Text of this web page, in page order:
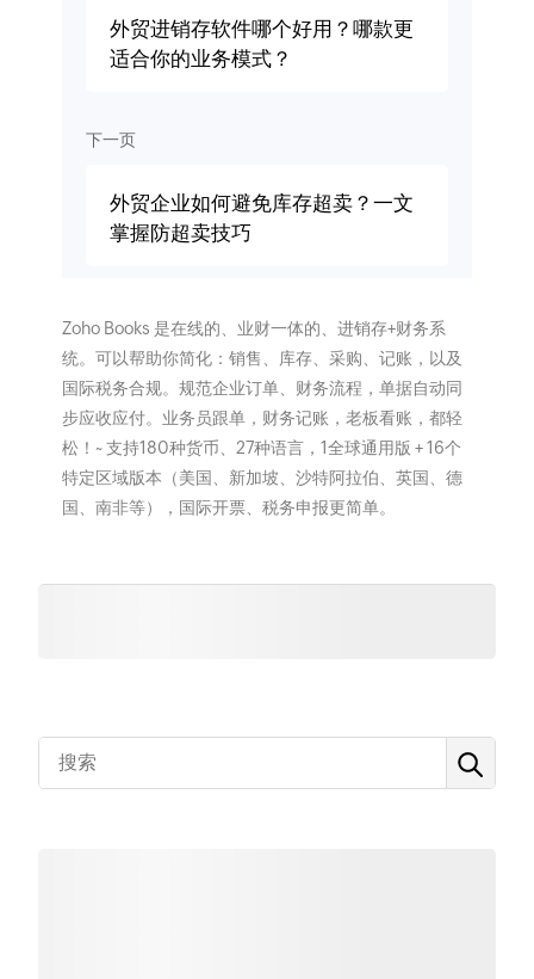
外贸进销存软件哪个好用？哪款更
适合你的业务模式？
下一页
外贸企业如何避免库存超卖？一文
掌握防超卖技巧
Zoho Books 是在线的、业财一体的、进销存+财务系
统。可以帮助你简化：销售、库存、采购、记账，以及
国际税务合规。规范企业订单、财务流程，单据自动同
步应收应付。业务员跟单，财务记账，老板看账，都轻
松！~ 支持180种货币、27种语言，1全球通用版 + 16个
特定区域版本（美国、新加坡、沙特阿拉伯、英国、德
国、南非等），国际开票、税务申报更简单。